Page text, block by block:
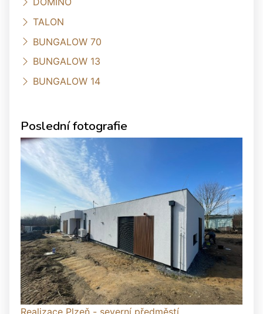
TALON
BUNGALOW 70
BUNGALOW 13
BUNGALOW 14
Poslední fotografie
Realizace Plzeň - severní předměstí